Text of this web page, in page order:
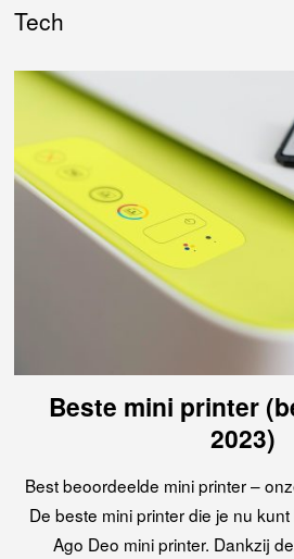
Tech
Beste mini printer
2023)
Best beoordeelde mini printer –
De beste mini printer die je nu
Ago Deo mini printer. Dankzij